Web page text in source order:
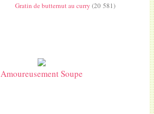
Gratin de butternut au curry (20 581)
Amoureusement Soupe